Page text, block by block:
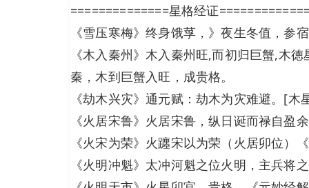
==============星格经证
《雪压寒梅》终身饿莩，》夜生冬值，参
《木入秦州》木入秦州旺,而初归巨蟹,木
秦，木到巨蟹入旺，成贵格。
《劫木兴灾》通元赋：劫木为灾难避。[
《火居宋鲁》火居宋鲁，纵日诞而禄自盈
《火宋为荣》火躔宋以为荣（火居卯位）
《火明冲魁》太冲河魁之位火明，主兵将